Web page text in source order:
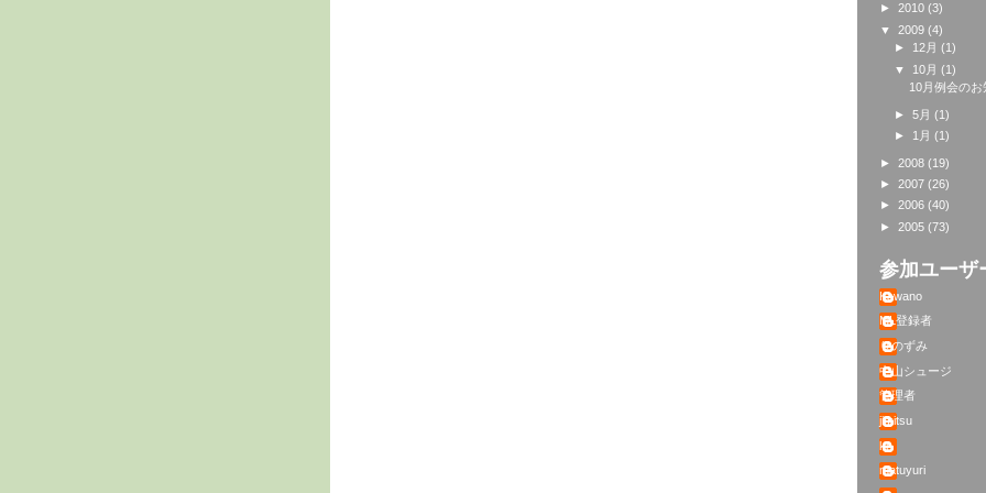
► 2010 (3)
▼ 2009 (4)
► 12月 (1)
▼ 10月 (1)
10月例会のお
► 5月 (1)
► 1月 (1)
► 2008 (19)
► 2007 (26)
► 2006 (40)
► 2005 (73)
参加ユーザ
Kawano
ML登録者
りのずみ
中山シュージ
管理者
jimitsu
kj
matuyuri